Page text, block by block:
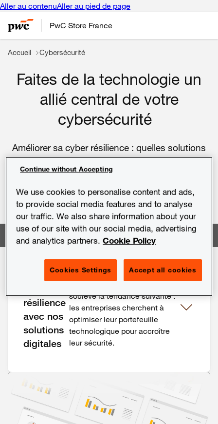
Aller au contenuAller au pied de page
PwC Store France
Accueil Cybersécurité
Faites de la technologie un
allié central de votre
cybersécurité
Améliorer sa cyber résilience : quelles solutions
digitales?
Renforcez
résilience
avec nos
solutions
digitales
La dernière édition de l’étude
phare de cybersécurité PwC
soulève la tendance suivante :
les entreprises cherchent à
optimiser leur portefeuille
technologique pouraccroître
leur sécurité.
We use cookies to personalise content and ads,
to provide social media features and to analyse
our traffic. We also share information about your
use of our site with our social media, advertising
and analytics partners.Cookie Policy
Cookies Settings Accept all cookies
Continue without Accepting